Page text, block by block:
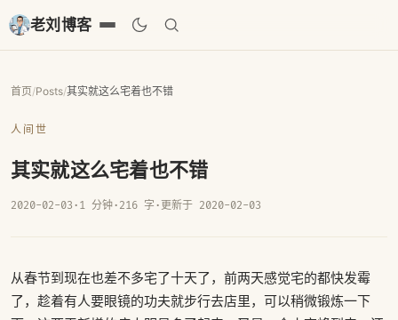
老刘博客
首页/Posts/其实就这么宅着也不错
人间世
其实就这么宅着也不错
2020-02-03 · 1 分钟· 216 字 · 更新于 2020-02-03
从春节到现在也差不多宅了十天了，前两天感觉宅的都快发霉
了，趁着有人要眼镜的功夫就步行去店里，可以稍微锻炼一下